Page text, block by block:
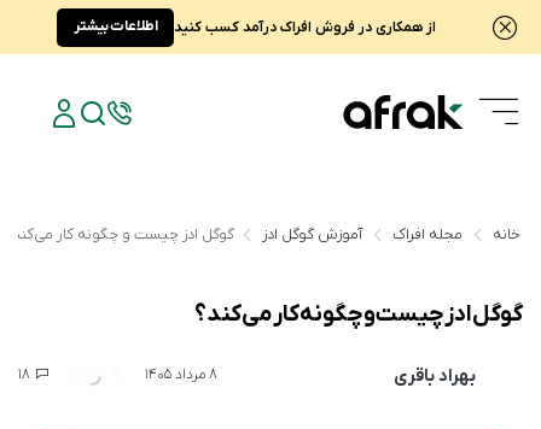
از همکاری در فروش افراک درآمد کسب کنید اطلاعات بیشتر
خانه مجله افراک آموزش گوگل ادز گوگل ادز چیست و چگونه کار می‌کند؟
گوگل ادز چیست و چگونه کار می‌کند؟
بهراد باقری 8 مرداد 1405